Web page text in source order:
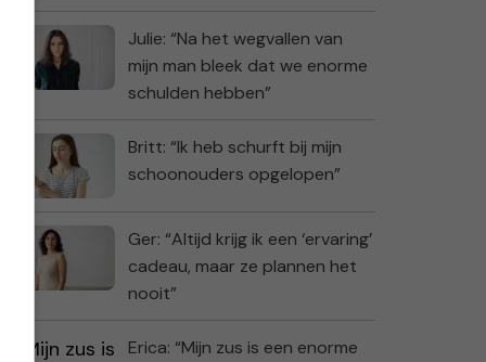
Julie: “Na het wegvallen van
mijn man bleek dat we enorme
schulden hebben”
Britt: “Ik heb schurft bij mijn
schoonouders opgelopen”
Ger: “Altijd krijg ik een ‘ervaring’
cadeau, maar ze plannen het
nooit”
Erica: “Mijn zus is een enorme